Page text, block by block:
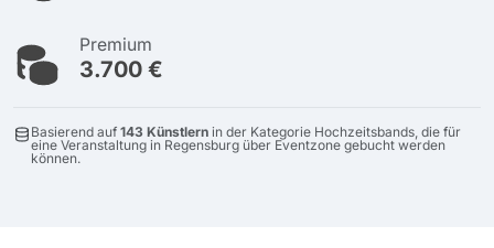
Premium
3.700 €
Basierend auf 143 Künstlern in der Kategorie Hochzeitsbands, die für
eine Veranstaltung in Regensburg über Eventzone gebucht werden
können.